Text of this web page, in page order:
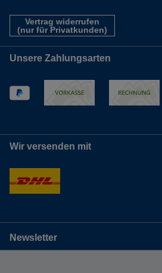
Vertrag widerrufen
(nur für Privatkunden)
Unsere Zahlungsarten
Wir versenden mit
Newsletter